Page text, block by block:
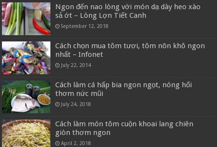
Ngon đến nao lòng với món dạ dày heo xào
sả ớt – Lòng Lợn Tiết Canh
September 12, 2018
Cách chọn mua tôm tươi, tôm nõn khô ngon
nhất – Infonet
July 22, 2014
Cách làm cá hấp bia ngon ngọt, nóng hổi
thơm nức mũi
July 24, 2018
Cách làm món tôm cuộn khoai lang chiên
giòn thơm ngon
April 2, 2018